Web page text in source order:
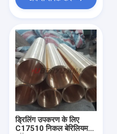
ड्रिलिंग उपकरण के लिए
C17510 निकल बेरिलियम